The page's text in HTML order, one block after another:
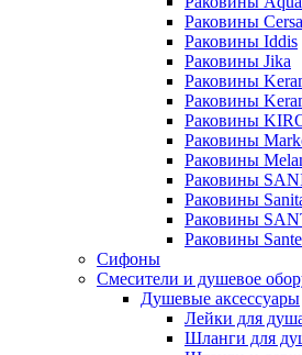
Раковины
Раковины Iddis
Раковины Jika
Раковины
Раковины
Раковины
Раковины
Раковины
Раковины
Раковины
Раковины
Раковины
Сифоны
Смесители и душевое
Душевые аксессуары
Лейки для
Шланги для